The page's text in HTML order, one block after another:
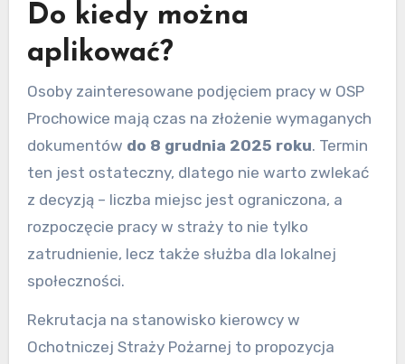
Do kiedy można
aplikować?
Osoby zainteresowane podjęciem pracy w OSP
Prochowice mają czas na złożenie wymaganych
dokumentów do 8 grudnia 2025 roku. Termin
ten jest ostateczny, dlatego nie warto zwlekać
z decyzją – liczba miejsc jest ograniczona, a
rozpoczęcie pracy w straży to nie tylko
zatrudnienie, lecz także służba dla lokalnej
społeczności.
Rekrutacja na stanowisko kierowcy w
Ochotniczej Straży Pożarnej to propozycja